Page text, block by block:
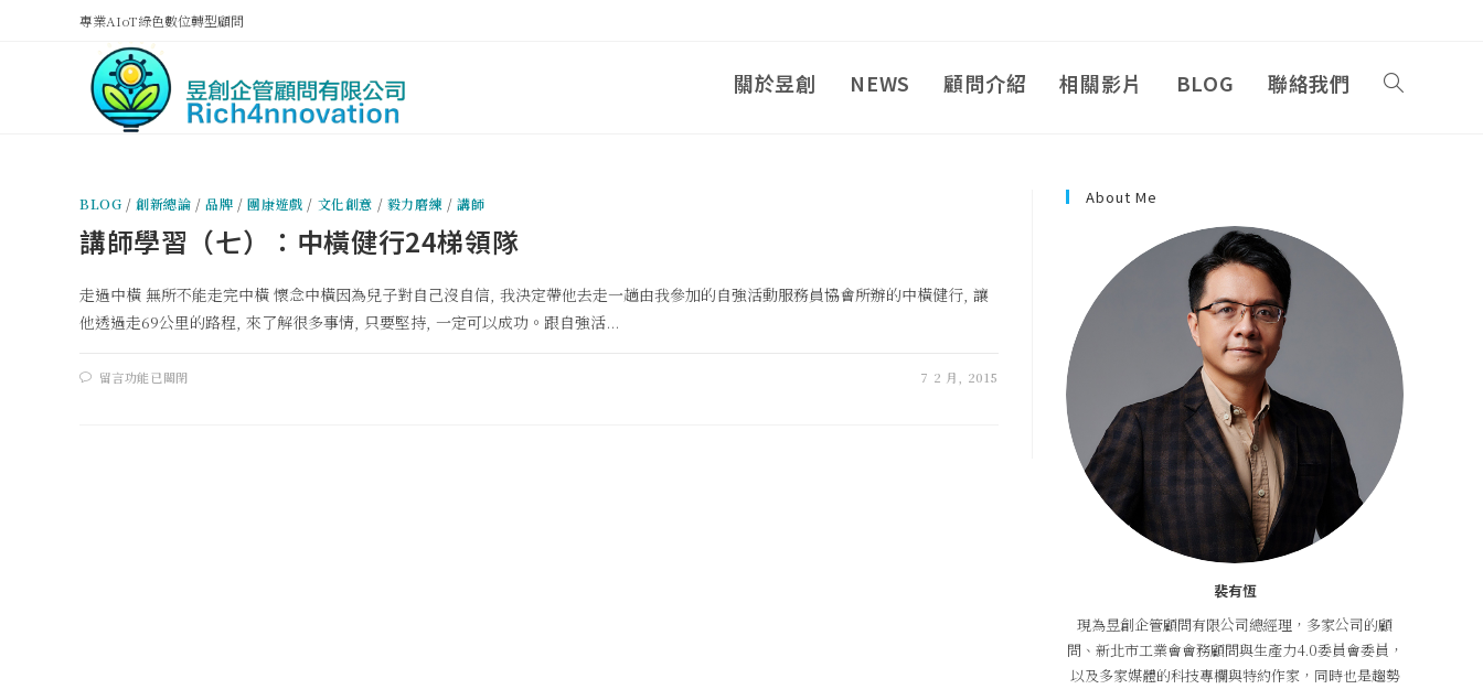
專業AIoT綠色數位轉型顧問
關於昱創 NEWS 顧問介紹 相關影片 BLOG 聯絡我們
BLOG /創新總論 /品牌 /團康遊戲 / 文化創意 / 毅力磨練 /講師
講師學習（七）：中橫健行24梯領隊
走過中橫 無所不能走完中橫 懷念中橫因為兒子對自己沒自信, 我決定帶他去走一趟由我參加的自強活動服務員協會所辦的中橫健行, 讓
他透過走69公里的路程, 來了解很多事情, 只要堅持, 一定可以成功。跟自強活...
留言功能已關閉 7 2 月, 2015
About Me
裴有恆
現為昱創企管顧問有限公司總經理，多家公司的顧
問、新北市工業會會務顧問與生產力4.0委員會委員，
以及多家媒體的科技專欄與特約作家，同時也是趨勢